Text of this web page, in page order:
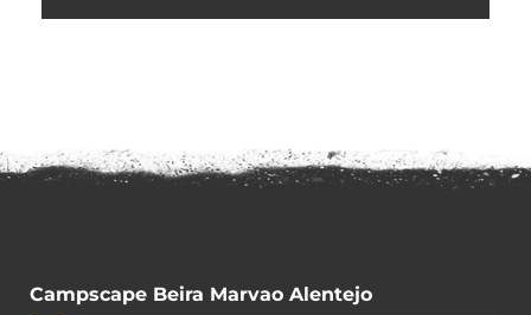
Campscape Beira Marvao Alentejo